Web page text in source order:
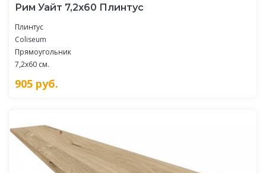
Рим Уайт 7,2x60 Плинтус
Плинтус
Coliseum
Прямоугольник
7,2x60 см.
905 руб.